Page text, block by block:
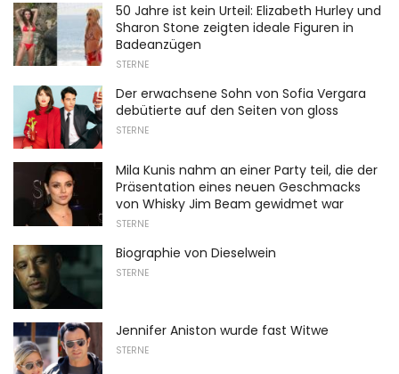
50 Jahre ist kein Urteil: Elizabeth Hurley und
Sharon Stone zeigten ideale Figuren in
Badeanzügen
STERNE
Der erwachsene Sohn von Sofia Vergara
debütierte auf den Seiten von gloss
STERNE
Mila Kunis nahm an einer Party teil, die der
Präsentation eines neuen Geschmacks
von Whisky Jim Beam gewidmet war
STERNE
Biographie von Dieselwein
STERNE
Jennifer Aniston wurde fast Witwe
STERNE